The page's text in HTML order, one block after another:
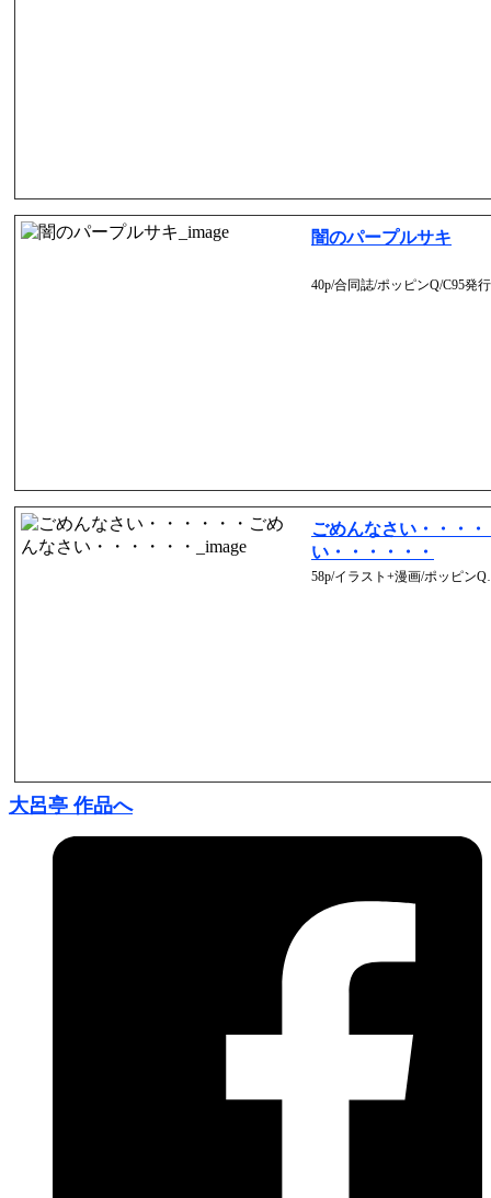
闇のパープルサキ
40p/合同誌/ポッピンQ/C95発
ごめんなさい・・・
い・・・・・・
58p/イラスト+漫画/ポッピン
大呂亭 作品へ